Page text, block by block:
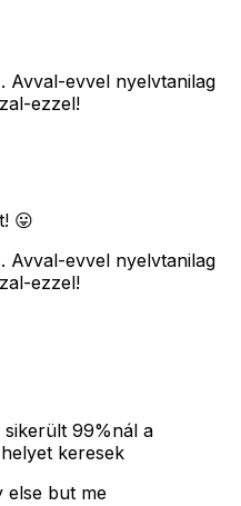
Avval-evvel nyelvtanilag
ezzel!
😛
Avval-evvel nyelvtanilag
ezzel!
99%nál a
keresek
else but me